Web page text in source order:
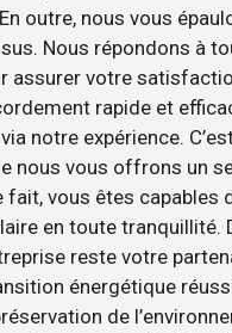
outre, nous vous
Nous répondons à
assurer votre
rapide et
notre expérience.
nous vous offrons un
fait, vous êtes capables
en toute tranquillité.
reste votre
énergétique
de